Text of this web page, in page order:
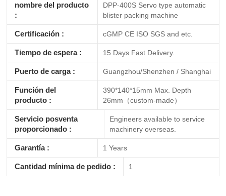
nombre del producto
:
DPP-400S Servo type automatic
blister packing machine
Certificación : cGMP CE ISO SGS and etc.
Tiempo de espera : 15 Days Fast Delivery.
Puerto de carga : Guangzhou/Shenzhen / Shanghai
Función del
producto :
390*140*15mm Max. Depth
26mm（custom-made）
Servicio posventa
proporcionado :
Engineers available to service
machinery overseas.
Garantía : 1 Years
Cantidad mínima de pedido : 1